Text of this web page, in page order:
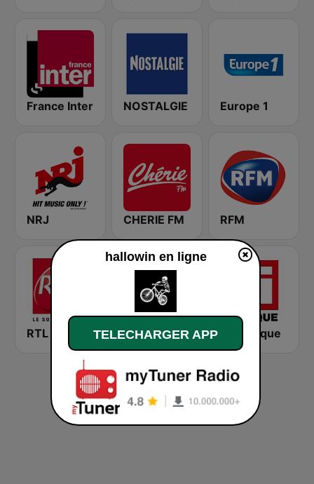
France Inter NOSTALGIE Europe 1
NRJ CHERIE FM RFM
RTL 2 Montecarlo al doualiya (مونت كارلو الدولية) RFI Afrique
hallowin en ligne
TELECHARGER APP